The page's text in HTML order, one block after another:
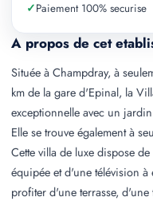
A propos de cet
Située à Champdray, à
km de la gare d'Epinal, la
exceptionnelle avec un
Elle se trouve également à
Cette villa de luxe dispose
équipée et d'une télévision
profiter d'une terrasse,
✓Paiement 100% securise